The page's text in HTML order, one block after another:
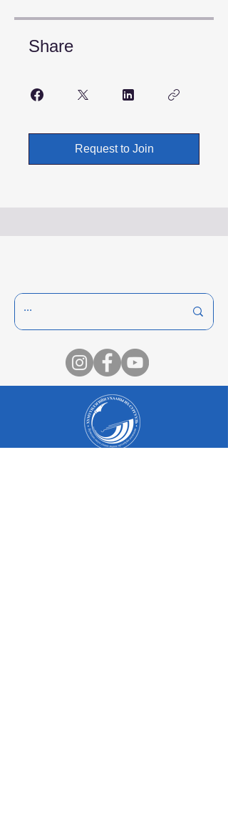
Share
Request to Join